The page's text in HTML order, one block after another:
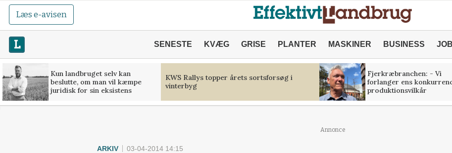
Læs e-avisen
SENESTE KVÆG GRISE PLANTER MASKINER BUSINESS JOB
Kun landbruget selv kan
beslutte, om man vil kæmpe
juridisk for sin eksistens
KWS Rallys topper årets sortsforsøg i
vinterbyg
Fjerkræbranchen: - Vi
forlanger ens
produktionsvilkår
Annonce
ARKIV 03-04-2014 14:15